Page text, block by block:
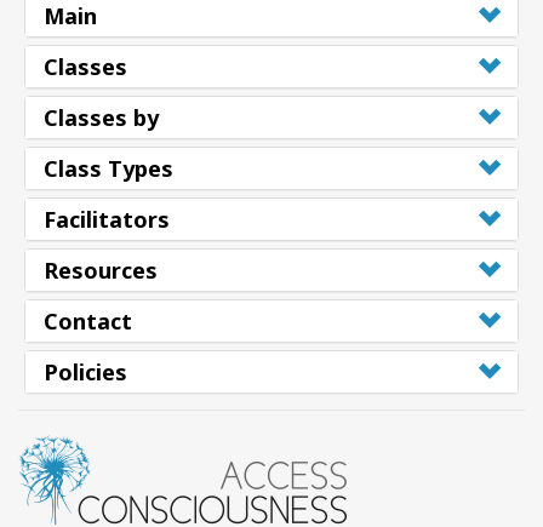
Main
Classes
Classes by
Class Types
Facilitators
Resources
Contact
Policies